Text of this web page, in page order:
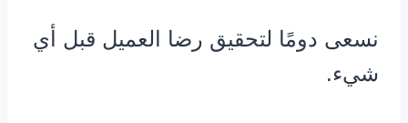
نسعى دومًا لتحقيق رضا العميل قبل أي
شيء.